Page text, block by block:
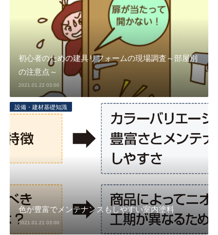
初心者のための建具リフォームの現場調査～部屋別
の注意点～
2021.01.22 03:00
設備・建材基礎知識
色が豊富でメンテナンスもしやすい室内塗料
2021.01.21 03:00